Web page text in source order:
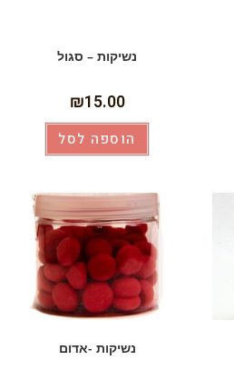
נשיקות – סגול
₪15.00
הוספה לסל
נשיקות -אדום